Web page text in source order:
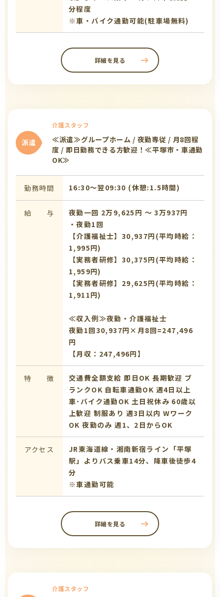
分程度
※車・バイク通勤可能(駐車場無料)
詳細を見る
派遣
介護スタッフ
≪派遣≫グループホーム / 夜勤専従 / 月8回程
度 / 即日勤務できる方歓迎！≪平塚市・車通勤
OK≫
勤務時間 16:30〜翌09:30 (休憩:1.5時間)
給 与
夜勤一回 2万9,625円 〜 3万937円
・夜勤1回
【介護福祉士】30,937円(平均時給：
1,995円)
【実務者研修】30,375円(平均時給：
1,959円)
【実務者研修】29,625円(平均時給：
1,911円)
≪収入例≫夜勤・介護福祉士
夜勤1回30,937円×月8回=247,496
円
【月収：247,496円】
特 徴 交通費全額支給 即日OK 長期歓迎 ブ
ランクOK 自転車通勤OK 週4日以上
車･バイク通勤OK 土日祝休み 60歳以
上歓迎 制服あり 週3日以内 Wワーク
OK 夜勤のみ 週1、2日からOK
アクセス
JR東海道線・湘南新宿ライン「平塚
駅」よりバス乗車14分、降車後徒歩4
分
※車通勤可能
詳細を見る
介護スタッフ